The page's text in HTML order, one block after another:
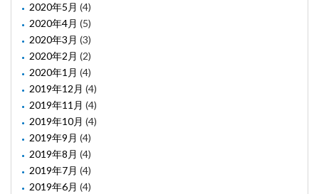
2020年5月 (4)
2020年4月 (5)
2020年3月 (3)
2020年2月 (2)
2020年1月 (4)
2019年12月 (4)
2019年11月 (4)
2019年10月 (4)
2019年9月 (4)
2019年8月 (4)
2019年7月 (4)
2019年6月 (4)